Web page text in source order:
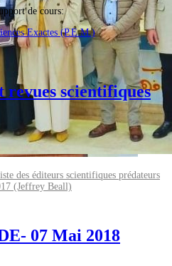
de cours:
Exactes (P.E.M.)
revues scientifiques
des éditeurs scientifiques prédateurs
(Jeffrey Beall)
07 Mai 2018